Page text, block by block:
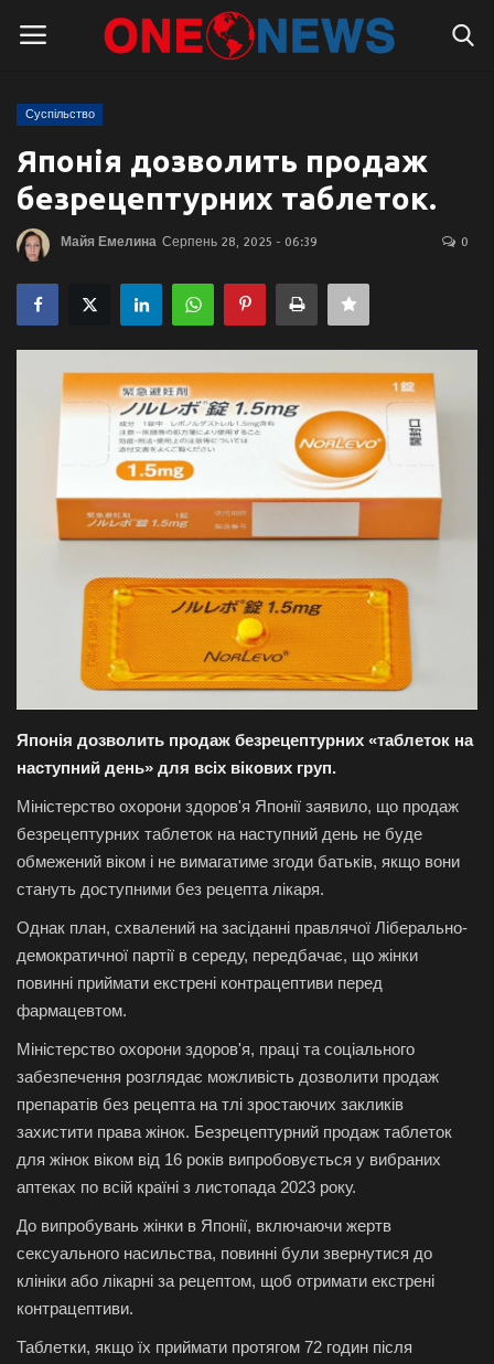
Логін
Головна
Контакти
Про нас
Правила для блогерів
Суспільство
Галерея
Політика
Економіка
Авто
Відео
Мова
English Ukraine
Суспільство
Японія дозволить продаж
безрецептурних таблеток.
Майя Емелина Серпень 28, 2025 - 06:39 0
Японія дозволить продаж безрецептурних «таблеток на
наступний день» для всіх вікових груп.
Міністерство охорони здоров'я Японії заявило, що продаж
безрецептурних таблеток на наступний день не буде
обмежений віком і не вимагатиме згоди батьків, якщо вони
стануть доступними без рецепта лікаря.
Однак план, схвалений на засіданні правлячої Ліберально-
демократичної партії в середу, передбачає, що жінки
повинні приймати екстрені контрацептиви перед
фармацевтом.
Міністерство охорони здоров'я, праці та соціального
забезпечення розглядає можливість дозволити продаж
препаратів без рецепта на тлі зростаючих закликів
захистити права жінок. Безрецептурний продаж таблеток
для жінок віком від 16 років випробовується у вибраних
аптеках по всій країні з листопада 2023 року.
До випробувань жінки в Японії, включаючи жертв
сексуального насильства, повинні були звернутися до
клініки або лікарні за рецептом, щоб отримати екстрені
контрацептиви.
Таблетки, якщо їх приймати протягом 72 годин після